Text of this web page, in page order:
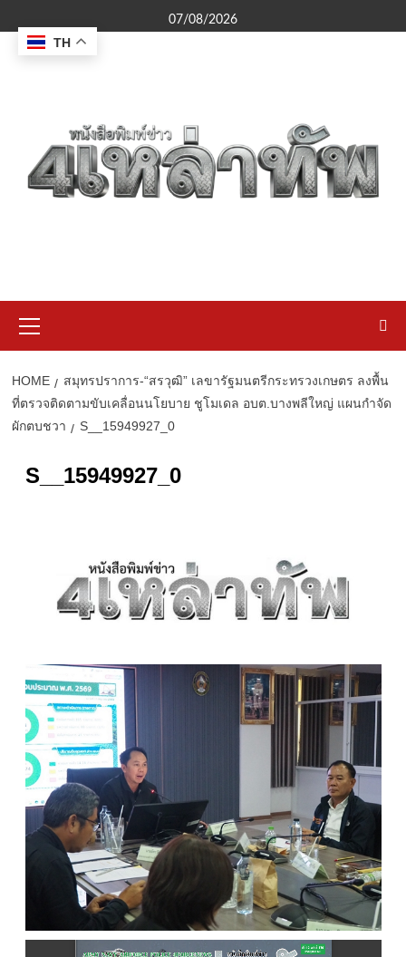
to
content
07/08/2026
Menu
HOME
สมุทรปราการ-“สรวุฒิ” เลขารัฐมนตรีกระทรวงเกษตร ลงพื้น
ที่ตรวจติดตามขับเคลื่อนนโยบาย ชูโมเดล อบต.บางพลีใหญ่ แผนกำจัด
ผักตบชวา
S__15949927_0
S__15949927_0
TH